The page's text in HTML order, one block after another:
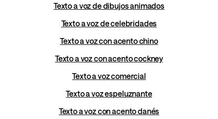
Texto a voz de dibujos animados
Texto a voz de celebridades
Texto a voz con acento chino
Texto a voz con acento cockney
Texto a voz comercial
Texto a voz espeluznante
Texto a voz con acento danés